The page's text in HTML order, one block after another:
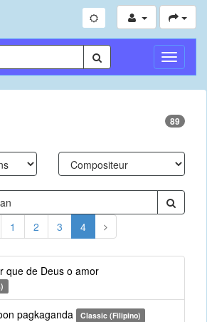
Toggle
89
1 2 3 4
que de Deus o amor
pagkaganda Classic (Filipino)